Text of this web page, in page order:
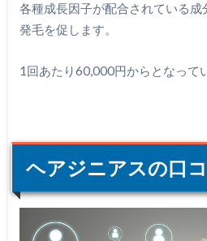
各種成長因子が配合されている成
発毛を促します。
1回あたり60,000円からとなって
ヘアジニアスの口